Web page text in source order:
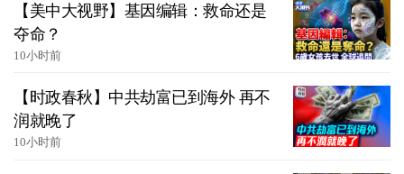
【美中大视野】基因编辑：救命还是
夺命？
10小时前
【时政春秋】中共劫富已到海外 再不
润就晚了
10小时前